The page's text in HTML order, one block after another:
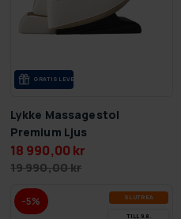
GRA­TIS LE­VE­RANS
Lykke Massagestol
Premium Ljus
18 990,00 kr
19 990,00 kr
-5% SLUT­REA
TILL 9.8.